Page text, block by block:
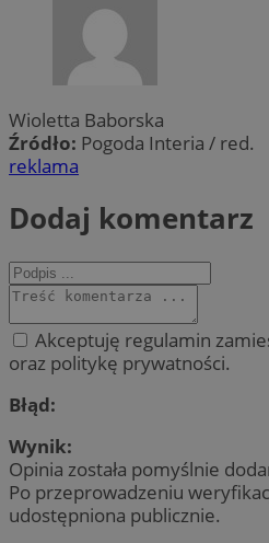
Wioletta Baborska
Źródło: Pogoda Interia / red.
reklama
Dodaj komentarz
Akceptuję regulamin
oraz politykę prywatności.
Błąd:
Wynik:
Opinia została pomyślnie
Po przeprowadzeniu
udostępniona publicznie.